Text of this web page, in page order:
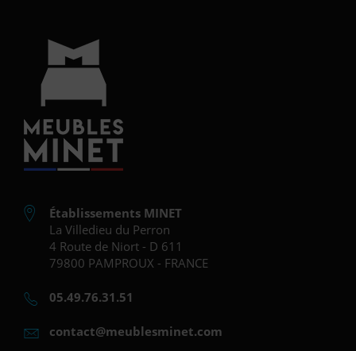
Établissements MINET
La Villedieu du Perron
4 Route de Niort - D 611
79800 PAMPROUX - FRANCE
05.49.76.31.51
contact@meublesminet.com